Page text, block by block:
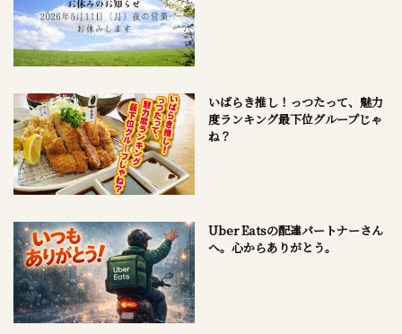
いばらき推し！っつたって、魅力
度ランキング最下位グループじゃ
ね？
Uber Eatsの配達パートナーさん
へ。心からありがとう。